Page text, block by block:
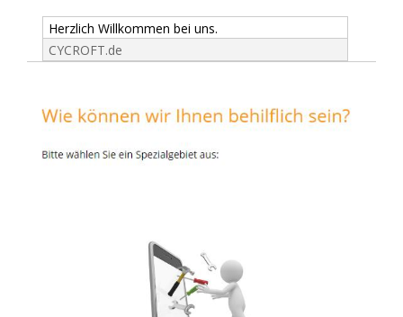
Herzlich Willkommen bei uns.
CYCROFT.de